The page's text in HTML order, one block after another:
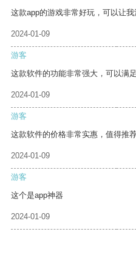
这款app的游戏非常好玩，可以让我
2024-01-09
游客
这款软件的功能非常强大，可以满
2024-01-09
游客
这款软件的价格非常实惠，值得推荐
2024-01-09
游客
这个是app神器
2024-01-09